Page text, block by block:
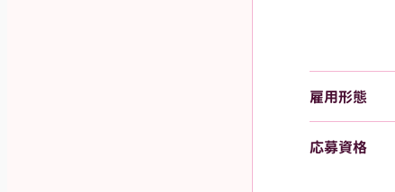
雇用形態
応募資格